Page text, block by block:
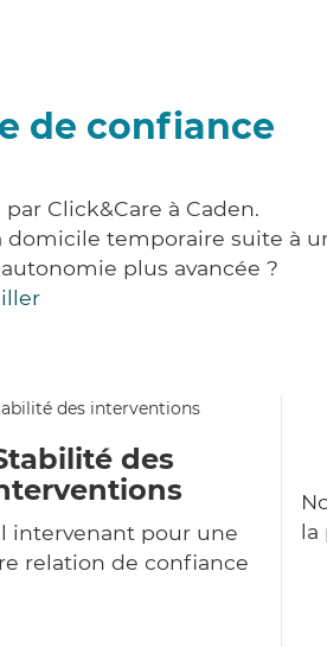
de confiance
Click&Care à Caden.
temporaire suite à
plus avancée ?
des
intervenant pour une
relation de confiance
la